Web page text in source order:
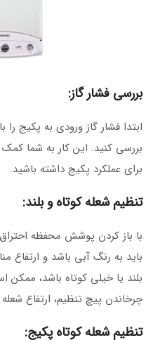
بررسی فشار گاز:
ابتدا فشار گاز ورودی به پکیج را
بررسی کنید. این کار به شما
برای عملکرد پکیج داشته باشید.
تنظیم شعله کوتاه و بلند:
با باز کردن پوشش محفظه
باید به رنگ آبی باشد و ارتفاع
بلند یا خیلی کوتاه باشد، ممکن
چرخاندن پیچ تنظیم، ارتفاع
تنظیم شعله کوتاه پکیج: